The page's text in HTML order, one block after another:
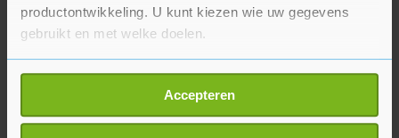
productontwikkeling. U kunt kiezen wie uw gegevens
gebruikt en met welke doelen.
Als u het toestaat, willen we ook graag:
Informatie verzamelen over uw geografische
locatie, die tot een paar meter nauwkeurig kan zijn
Accepteren
HDN is een coöperatieve vereniging en is een
initiatief van diverse hypotheek-, krediet- en
verzekeringsmaatschappijen. Naar schatting van
de organisatie verloopt ongeveer 85 procent van
de hypotheekaanvragen in Nederland via het